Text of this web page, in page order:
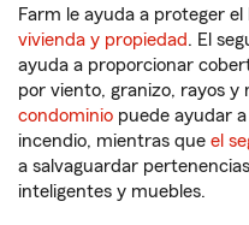
Farm le ayuda a proteger
vivienda y propiedad. El
ayuda a proporcionar
por viento, granizo, rayos y
condominio puede ayudar
incendio, mientras que el
a salvaguardar
inteligentes y muebles.